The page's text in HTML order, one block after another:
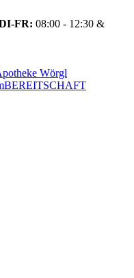
FR: 08:00 - 12:30 &
BEREITSCHAFT